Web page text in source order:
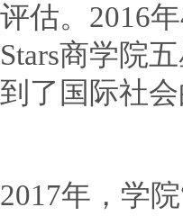
评估。2016
Stars商学院
到了国际社会
2017年，学